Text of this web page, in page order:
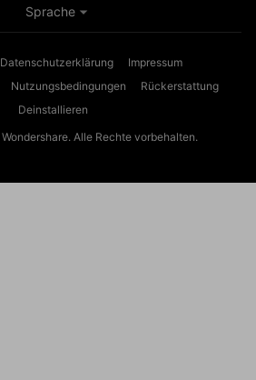
Datenschutzerklärung
Impressum
Nutzungsbedingungen
Rückerstattung
Deinstallieren
Wondershare. Alle Rechte vorbehalten.
Sprache